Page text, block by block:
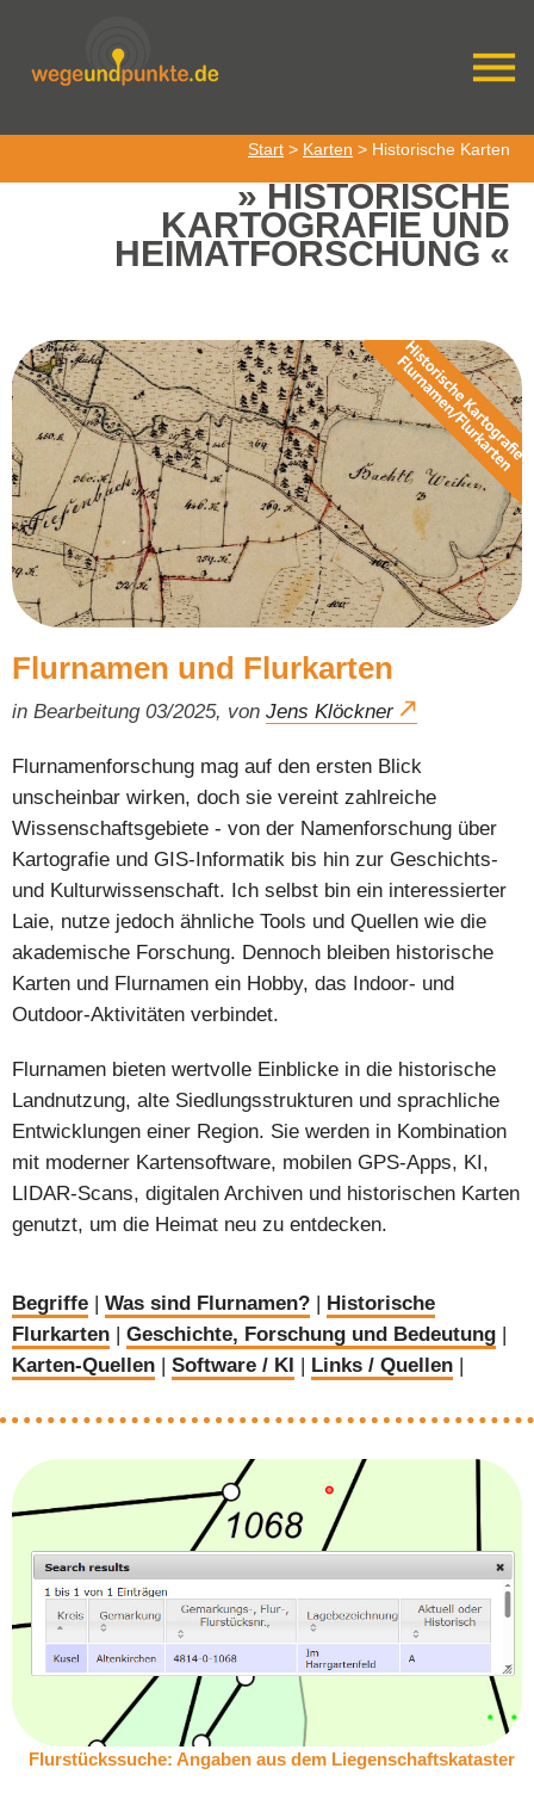
Start > Karten > Historische Karten
HISTORISCHE
KARTOGRAFIE UND
HEIMATFORSCHUNG
Flurnamen und Flurkarten
in Bearbeitung 03/2025, von Jens Klöckner
Flurnamenforschung mag auf den ersten Blick
unscheinbar wirken, doch sie vereint zahlreiche
Wissenschaftsgebiete - von der Namenforschung über
Kartografie und GIS-Informatik bis hin zur Geschichts-
und Kulturwissenschaft. Ich selbst bin ein interessierter
Laie, nutze jedoch ähnliche Tools und Quellen wie die
akademische Forschung. Dennoch bleiben historische
Karten und Flurnamen ein Hobby, das Indoor- und
Outdoor-Aktivitäten verbindet.
Flurnamen bieten wertvolle Einblicke in die historische
Landnutzung, alte Siedlungsstrukturen und sprachliche
Entwicklungen einer Region. Sie werden in Kombination
mit moderner Kartensoftware, mobilen GPS-Apps, KI,
LIDAR-Scans, digitalen Archiven und historischen Karten
genutzt, um die Heimat neu zu entdecken.
Begriffe | Was sind Flurnamen? | Historische
Flurkarten | Geschichte, Forschung und Bedeutung |
Karten-Quellen | Software / KI | Links / Quellen |
Flurstückssuche: Angaben aus dem Liegenschaftskataster